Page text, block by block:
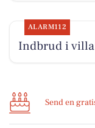
ALARM112
Indbrud i
Send en